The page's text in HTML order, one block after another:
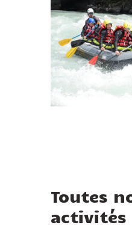
Toutes
activités